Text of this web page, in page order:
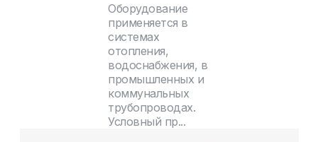
Оборудование
применяется в
системах
отопления,
водоснабжения, в
промышленных и
коммунальных
трубопроводах.
Условный пр...